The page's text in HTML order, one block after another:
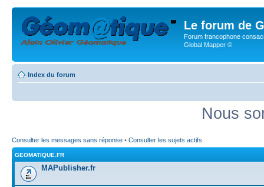
Le forum de
Forum francophone
Global Mapper ©
Index du forum
Nous
Consulter les messages sans réponse • Consulter les sujets actifs
GEOMATIQUE.FR
MAPublisher.fr